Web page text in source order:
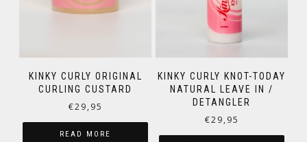
KINKY CURLY ORIGINAL
CURLING CUSTARD
€29,95
READ MORE
KINKY CURLY KNOT-TODAY
NATURAL LEAVE IN /
DETANGLER
€29,95